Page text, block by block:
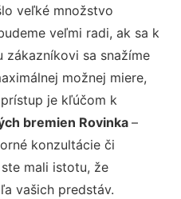
veľké množstvo
veľmi radi, ak sa k
zákazníkovi sa snažíme
možnej miere,
je kľúčom k
bremien Rovinka –
konzultácie či
mali istotu, že
vašich predstáv.